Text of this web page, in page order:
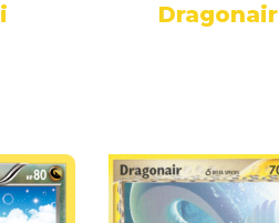
Dragonair